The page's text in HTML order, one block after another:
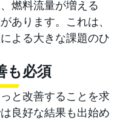
燃料流量が増える
あります。これは、
よる大きな課題のひ
も必須
と改善することを求
良好な結果も出始め